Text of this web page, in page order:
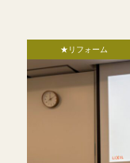
★リフォーム